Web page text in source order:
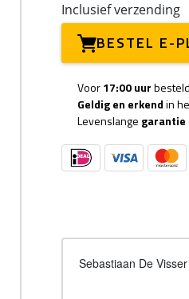
Inclusief verzending
BESTEL E-
Voor17:00 uur
Geldig en erkendin
Levenslange garantie
Sebastiaan De Visser